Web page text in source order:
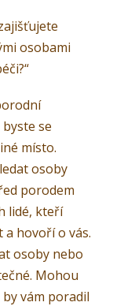
osobami
se
místo.
osoby
porodem
lidé, kteří
hovoří o vás.
osoby nebo
Mohou
vám poradil